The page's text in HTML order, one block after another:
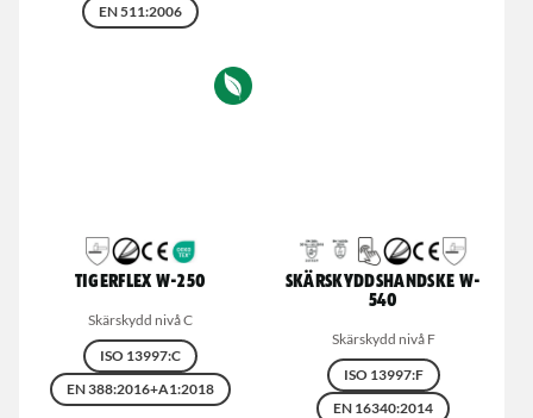
EN 511:2006
Tigerflex W-250
Skärskydd nivå C
ISO 13997:C
EN 388:2016+A1:2018
Skärskyddshandske W-
540
Skärskydd nivå F
ISO 13997:F
EN 16340:2014